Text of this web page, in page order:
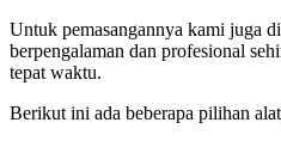
Untuk pemasangannya kami juga
berpengalaman dan profesional
tepat waktu.
Berikut ini ada beberapa pilihan